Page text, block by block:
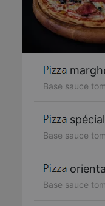
Base sauce
Base sauce
Base sauce